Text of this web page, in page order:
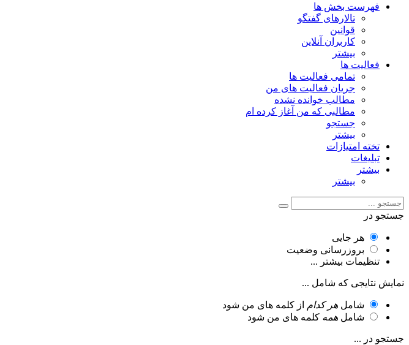
فهرست بخش ها
تالارهای گفتگو
قوانین
کاربران آنلاین
بیشتر
فعالیت ها
تمامی فعالیت ها
جریان فعالیت های من
مطالب خوانده نشده
مطالبی که من آغاز کرده ام
جستجو
بیشتر
تخته امتیازات
تبلیغات
بیشتر
بیشتر
جستجو در
هر جایی
بروزرسانی وضعیت
تنظیمات بیشتر ...
نمایش نتایجی که شامل ...
شامل هر کدام از کلمه های من شود
شامل همه کلمه های من شود
جستجو در ...